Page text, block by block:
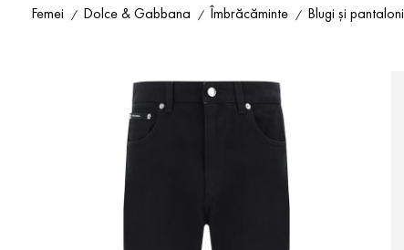
Femei Dolce & Gabbana Îmbrăcăminte Blugi și pantaloni